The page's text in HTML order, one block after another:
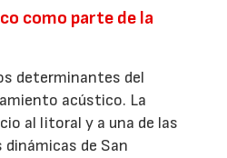
como parte de la
determinantes del
acústico. La
al litoral y a una de las
de San